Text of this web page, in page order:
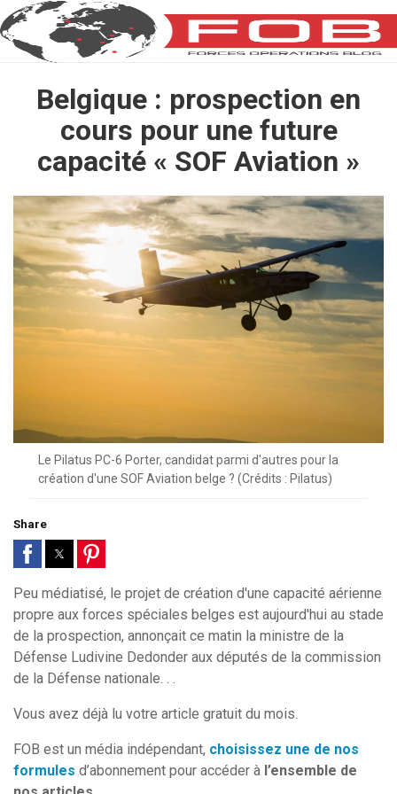
Belgique : prospection en
cours pour une future
capacité « SOF Aviation »
Le Pilatus PC-6 Porter, candidat parmi d'autres pour la
création d'une SOF Aviation belge ? (Crédits : Pilatus)
Share
Peu médiatisé, le projet de création d'une capacité aérienne
propre aux forces spéciales belges est aujourd'hui au stade
de la prospection, annonçait ce matin la ministre de la
Défense Ludivine Dedonder aux députés de la commission
de la Défense nationale. . .
Vous avez déjà lu votre article gratuit du mois.
FOB est un média indépendant, choisissez une de nos
formules d’abonnement pour accéder à l’ensemble de